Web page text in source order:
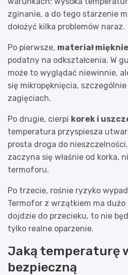
zginanie, a do tego starzenie
dołożyć kilka problemów naraz.
Po pierwsze, materiał mięknie
podatny na odkształcenia. W
może to wyglądać niewinnie,
się mikropęknięcia,
zagięciach.
Po drugie, cierpi korek i
temperatura przyspiesza
prosta droga do
zaczyna się właśnie od korka,
termoforu.
Po trzecie, rośnie ryzyko
Termofor z wrzątkiem ma
dojdzie do przecieku, to nie
tylko realne oparzenie.
Jaką temperaturę
bezpieczną